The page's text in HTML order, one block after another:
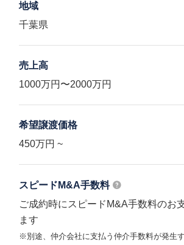
地域
千葉県
売上高
1000万円〜2000万円
希望譲渡価格
450万円 ~
スピードM&A手数料
ご成約時にスピードM&A手数料のお
ます
※別途、仲介会社に支払う仲介手数料が発生